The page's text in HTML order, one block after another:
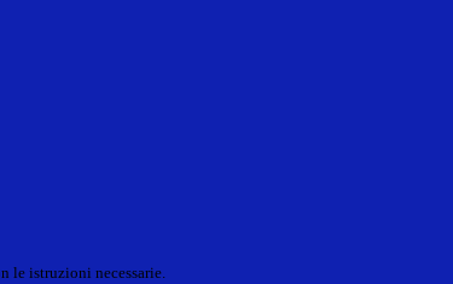
le istruzioni necessarie.